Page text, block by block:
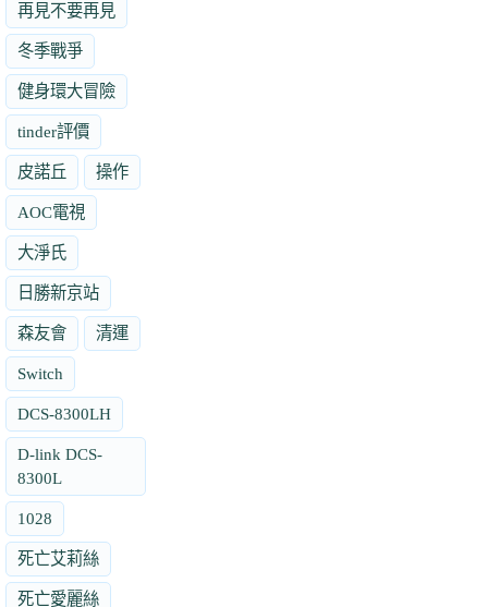
再見不要再見
冬季戰爭
健身環大冒險
tinder評價
皮諾丘 操作
AOC電視
大淨氏
日勝新京站
森友會 清運
Switch
DCS-8300LH
D-link DCS-
8300L
1028
死亡艾莉絲
死亡愛麗絲